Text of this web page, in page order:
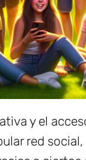
y el
red